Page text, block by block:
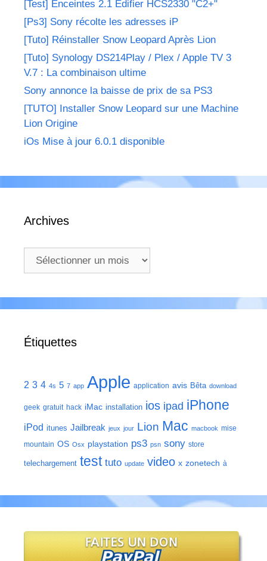
[Test] Enceintes 2.1 Edifier HCS2330 "C2+"
[Ps3] Sony récolte les adresses iP
[Tuto] Réinstaller Snow Leopard Après Lion
[Tuto] Synology DS214Play / Plex / Apple TV 3
V.7 : La combinaison ultime
Sony annonce la baisse de prix de sa PS3
[TUTO] Installer Snow Leopard sur une Machine
Lion Origine
iOs Mise à jour 6.0.1 disponible
Archives
Archives
Étiquettes
2 3 4 4s 5 7 app Apple application avis Bêta download
geek gratuit hack iMac installation ios ipad iPhone
iPod itunes Jailbreak jeux jour Lion Mac macbook mise
mountain OS Osx playstation ps3 psn sony store
telechargement test tuto update video x zonetech à